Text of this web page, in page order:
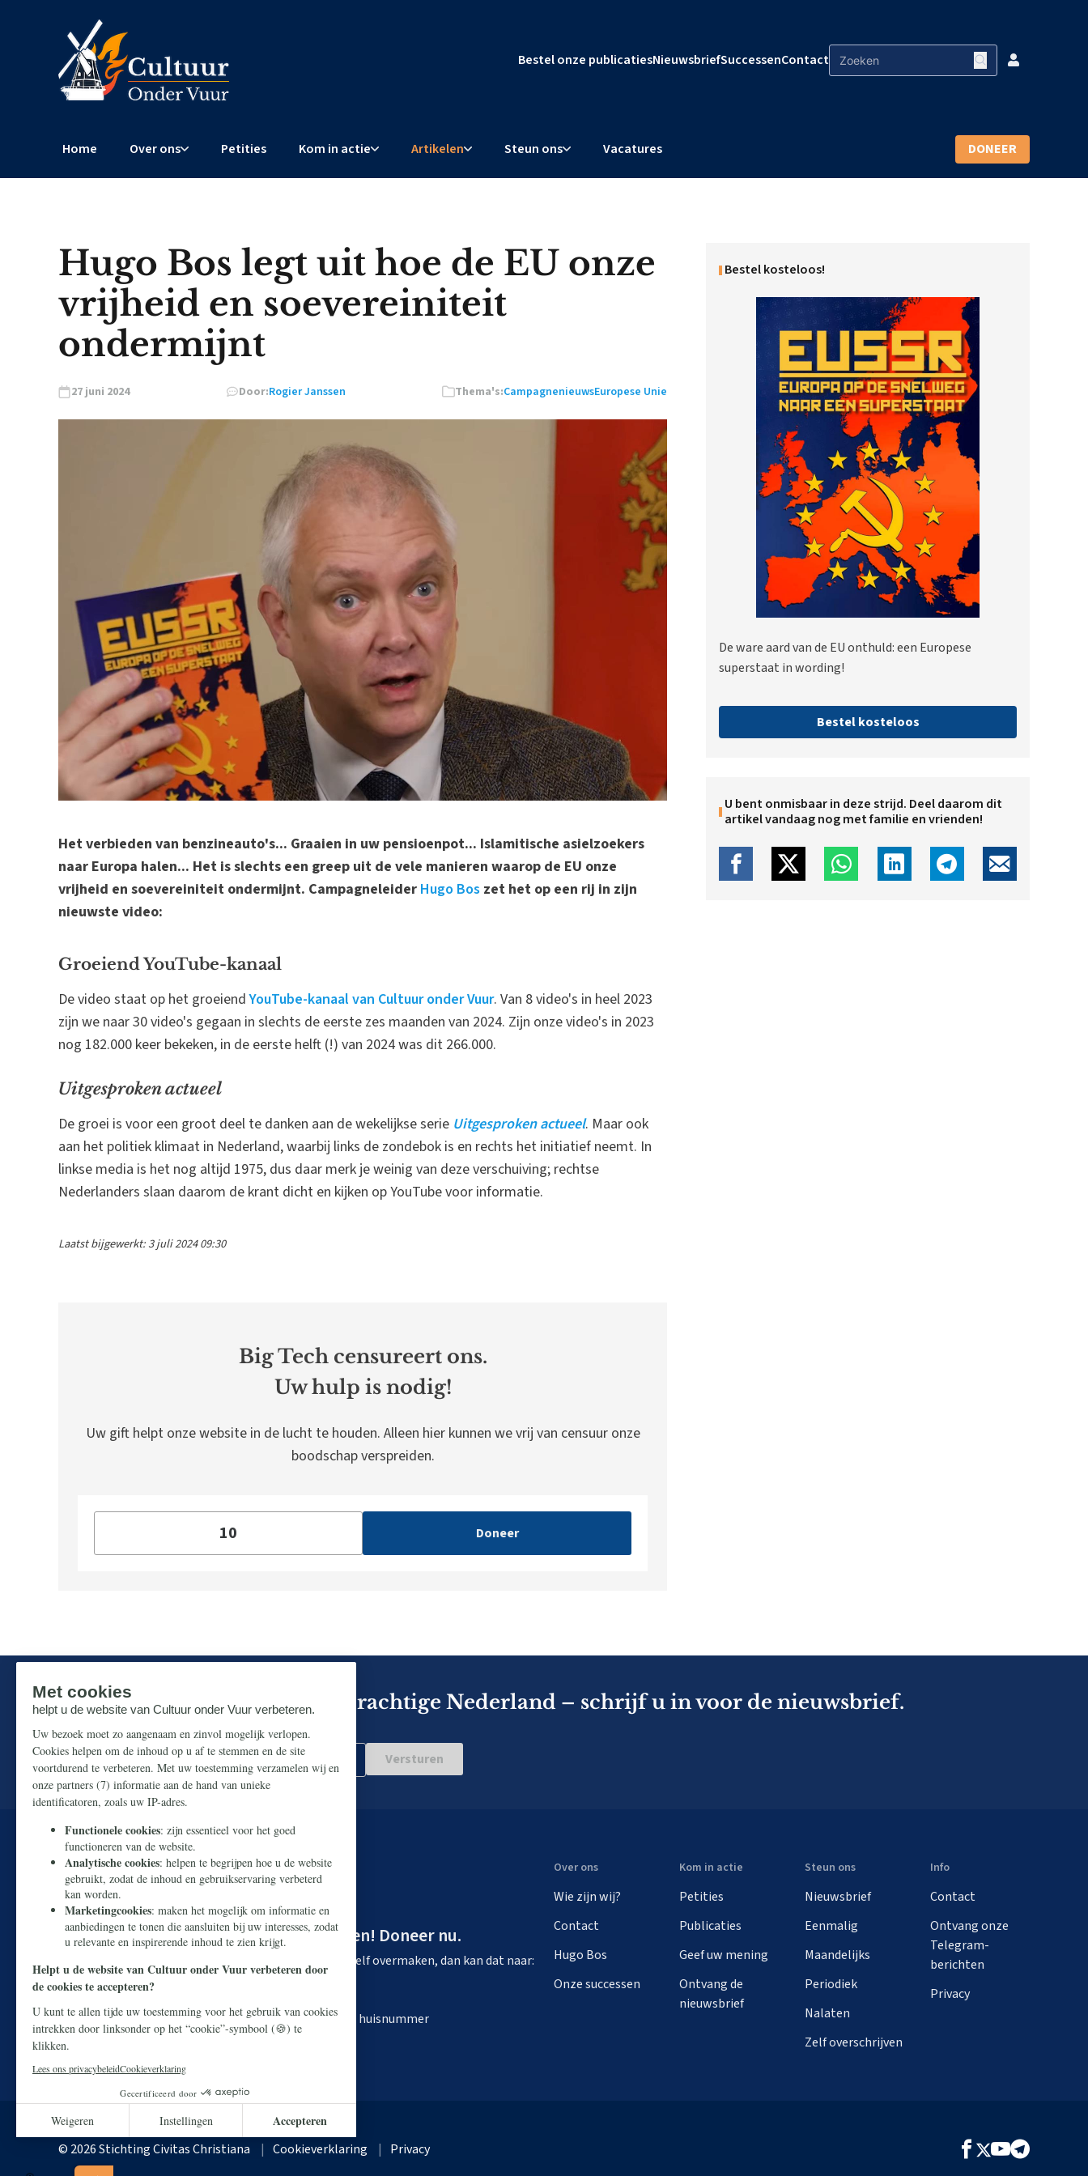
Bestel onze publicatiesNieuwsbriefSuccessenContact
Home Over ons Petities Kom in actie Artikelen Steun ons Vacatures DONEER
Hugo Bos legt uit hoe de EU onze
vrijheid en soevereiniteit
ondermijnt
27 juni 2024 Door:Rogier Janssen Thema's:CampagnenieuwsEuropese Unie
Het verbieden van benzineauto's... Graaien in uw pensioenpot... Islamitische asielzoekers
naar Europa halen... Het is slechts een greep uit de vele manieren waarop de EU onze
vrijheid en soevereiniteit ondermijnt. Campagneleider Hugo Bos zet het op een rij in zijn
nieuwste video:
Groeiend YouTube-kanaal
De video staat op het groeiendYouTube-kanaal van Cultuur onder Vuur. Van 8 video's in heel 2023
zijn we naar 30 video's gegaan in slechts de eerste zes maanden van 2024. Zijn onze video's in 2023
nog 182.000 keer bekeken, in de eerste helft (!) van 2024 was dit 266.000.
Uitgesproken actueel
De groei is voor een groot deel te danken aan de wekelijkse serie Uitgesproken actueel. Maar ook
aan het politiek klimaat in Nederland, waarbij links de zondebok is en rechts het initiatief neemt. In
linkse media is het nog altijd 1975, dus daar merk je weinig van deze verschuiving; rechtse
Nederlanders slaan daarom de krant dicht en kijken op YouTube voor informatie.
Laatst bijgewerkt: 3 juli 2024 09:30
Big Tech censureert ons.
Uw hulp is nodig!
Uw gift helpt onze website in de lucht te houden. Alleen hier kunnen we vrij van censuur onze
boodschap verspreiden.
Doneer
Bestel kosteloos!
De ware aard van de EU onthuld: een Europese
superstaat in wording!
Bestel kosteloos
U bent onmisbaar in deze strijd. Deel daarom dit
artikel vandaag nog met familie en vrienden!
Mis niks in de strijd om ons prachtige Nederland – schrijf u in voor de nieuwsbrief.
Zorg dat u geen enkel belangrijk artikel mist.
Versturen
U kunt onze Nederlandse cultuur redden! Doneer nu.
. Wilt u liever zelf overmaken, dan kan dat naar:
Rekeningnummer:
O.v.v. Webdonatie Cultuur onder Vuur + uw postcode en huisnummer
Over ons
Wie zijn wij?
Contact
Hugo Bos
Onze successen
Kom in actie
Petities
Publicaties
Geef uw mening
Ontvang de
nieuwsbrief
Steun ons
Nieuwsbrief
Eenmalig
Maandelijks
Periodiek
Nalaten
Zelf overschrijven
Info
Contact
Ontvang onze
Telegram-
berichten
Privacy
© 2026 Stichting Civitas Christiana Cookieverklaring Privacy